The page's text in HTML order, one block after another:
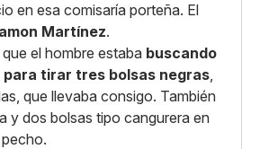
en esa comisaría porteña. El
Martínez.
el hombre estaba buscando
tirar tres bolsas negras,
que llevaba consigo. También
y dos bolsas tipo cangurera en